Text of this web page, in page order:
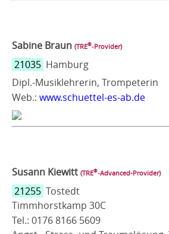
Sabine Braun (TRE®‑Provider)
21035 Hamburg
Dipl.-Musiklehrerin, Trompeterin
Web.: www.schuettel-es-ab.de
Susann Kiewitt (TRE®‑Advanced-Provider)
21255 Tostedt
Timmhorstkamp 30C
Tel.: 0176 8166 5609